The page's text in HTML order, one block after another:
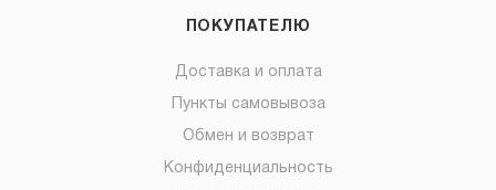
ПОКУПАТЕЛЮ
Доставка и оплата
Пункты самовывоза
Обмен и возврат
Конфиденциальность